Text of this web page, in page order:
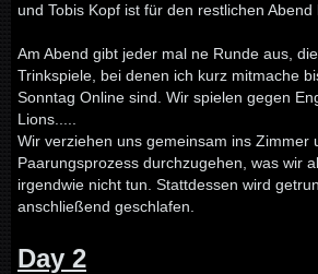
und Tobis Kopf ist für den restlichen Abend
Am Abend gibt jeder mal ne Runde aus,
Trinkspiele, bei denen ich kurz mitmache
Sonntag Online sind. Wir spielen gegen
Lions.....
Wir verziehen uns gemeinsam ins Zimmer
Paarungsprozess durchzugehen, was wir
irgendwie nicht tun. Stattdessen wird
anschließend geschlafen.
Day 2